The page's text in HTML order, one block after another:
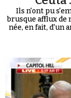
Ils n'ont pu
brusque afflux de
née, en fait, d'un